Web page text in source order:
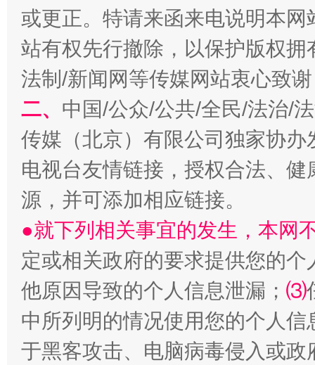
千年窑火 生生不息
揭开“小金库”的免责幌子
或更正。特请来函来电说明本
站有权先行撤除，以保护版权
法制/新闻网等传媒网站衷心致
二、 中国/公众/公共/全民/法治/
传媒（北京）有限公司独家协
电视台友情链接，授权合法、
源，并可添加相应链接。
●就下列相关事宜的发生，本网
定或相关政府的要求提供您的个
他原因导致的个人信息泄漏； ⑶
中所列明的情况使用您的个人
于黑客攻击、电脑病毒侵入或